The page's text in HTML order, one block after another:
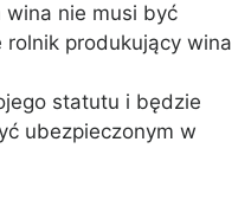
nie musi być
produkujący wina
statutu i będzie
ubezpieczonym w